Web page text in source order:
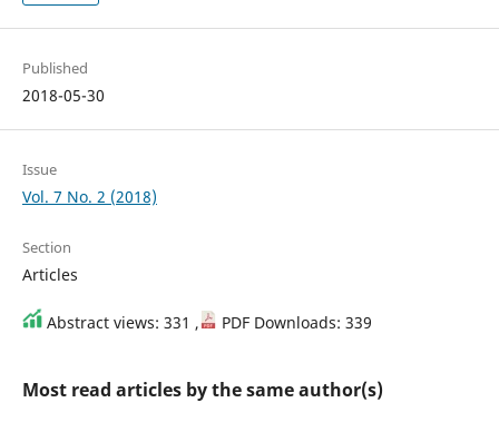
Published
2018-05-30
Issue
Vol. 7 No. 2 (2018)
Section
Articles
Abstract views: 331 , PDF Downloads: 339
Most read articles by the same author(s)